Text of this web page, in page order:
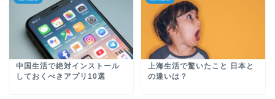
中国生活で絶対インストール
しておくべきアプリ10選
上海生活で驚いたこと 日本と
の違いは？